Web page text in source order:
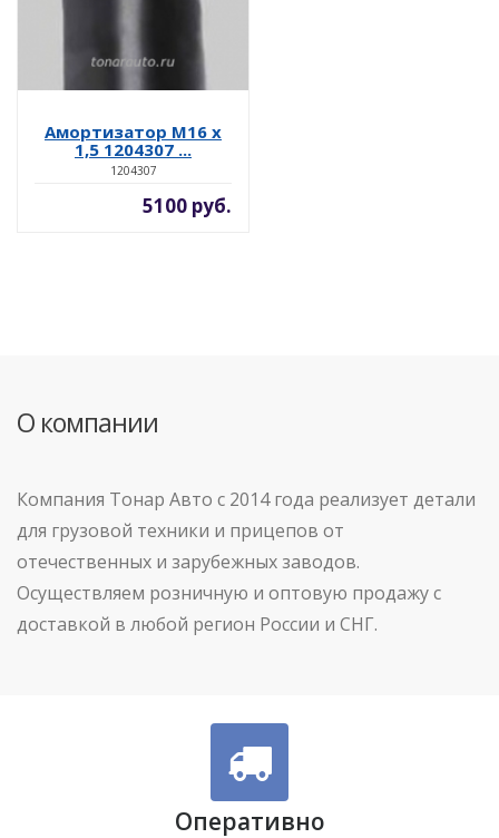
Амортизатор М16 х
1,5 1204307 ...
1204307
5100 руб.
О компании
Компания Тонар Авто с 2014 года реализует детали
для грузовой техники и прицепов от
отечественных и зарубежных заводов.
Осуществляем розничную и оптовую продажу с
доставкой в любой регион России и СНГ.
Оперативно